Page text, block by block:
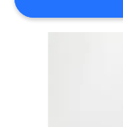
KEBIJAKAN
PRIVASI